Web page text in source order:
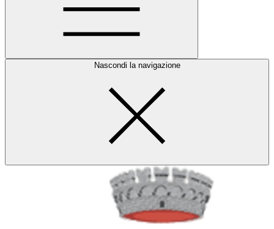
Nascondi la navigazione